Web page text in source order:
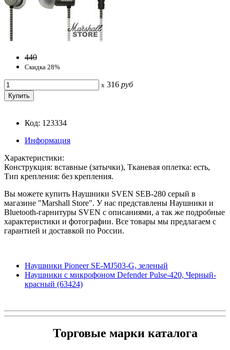
440
Скидка 28%
x 316 руб
Код: 123334
Информация
Характеристики:
Конструкция: вставные (затычки), Тканевая оплетка: есть,
Тип крепления: без крепления.
Вы можете купить Наушники SVEN SEB-280 серый в
магазине "Marshall Store". У нас представлены Наушники и
Bluetooth-гарнитуры SVEN с описаниями, а так же подробные
характеристики и фотографии. Все товары мы предлагаем с
гарантией и доставкой по России.
Наушники Pioneer SE-MJ503-G, зеленый
Наушники с микрофоном Defender Pulse-420, Черный-
красный (63424)
Торговые марки каталога